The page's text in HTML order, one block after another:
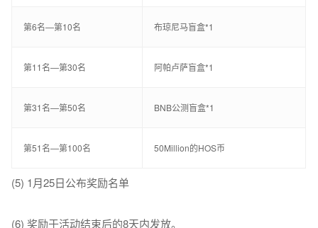
第6名—第10名 布琼尼马盲盒*1
第11名—第30名 阿帕卢萨盲盒*1
第31名—第50名 BNB公测盲盒*1
第51名—第100名 50Million的HOS币
(5) 1月25日公布奖励名单
(6) 奖励于活动结束后的8天内发放。